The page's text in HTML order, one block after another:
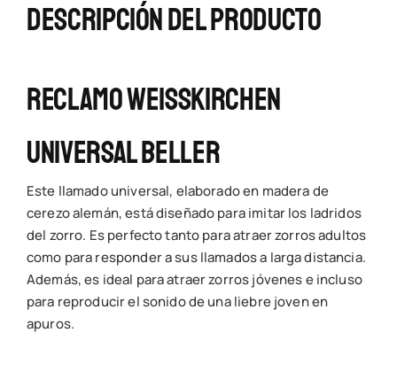
Descripción Del Producto
Reclamo Weisskirchen
Universal Beller
Este llamado universal, elaborado en madera de
cerezo alemán, está diseñado para imitar los ladridos
del zorro. Es perfecto tanto para atraer zorros adultos
como para responder a sus llamados a larga distancia.
Además, es ideal para atraer zorros jóvenes e incluso
para reproducir el sonido de una liebre joven en
apuros.